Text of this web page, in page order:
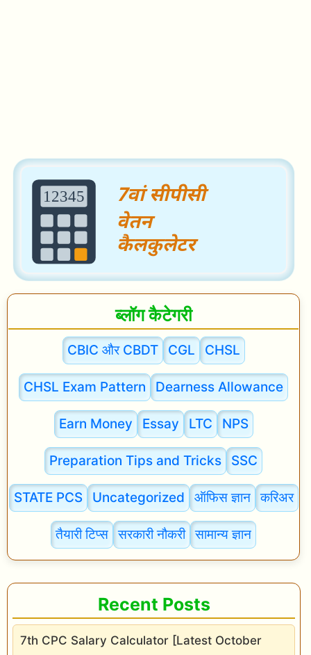
ब्लॉग कैटेगरी
CBIC और CBDT CGL CHSL
CHSL Exam Pattern Dearness Allowance
Earn Money Essay LTC NPS
Preparation Tips and Tricks SSC
STATE PCS Uncategorized ऑफिस ज्ञान करिअर
तैयारी टिप्स सरकारी नौकरी सामान्य ज्ञान
Recent Posts
7th CPC Salary Calculator [Latest October